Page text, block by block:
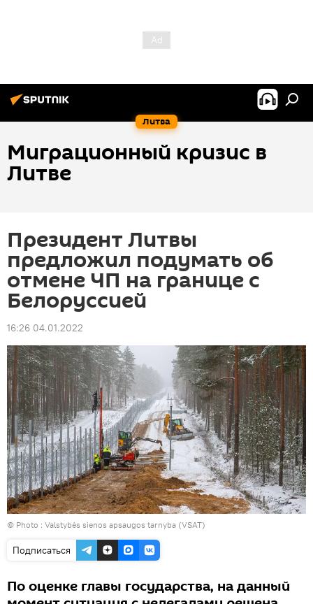
Литва
Миграционный кризис в
Литве
Президент Литвы
предложил подумать об
отмене ЧП на границе с
Белоруссией
16:26 04.01.2022
© Photo : Valstybės sienos apsaugos tarnyba (VSAT)
Подписаться
По оценке главы государства, на данный